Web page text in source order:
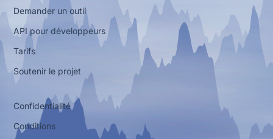
Demander un outil
API pour développeurs
Tarifs
Soutenir le projet
Confidentialité
Conditions